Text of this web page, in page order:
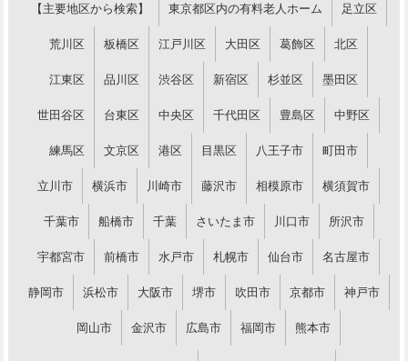
【主要地区から検索】 東京都区内の有料老人ホーム 足立区
荒川区 板橋区 江戸川区 大田区 葛飾区 北区
江東区 品川区 渋谷区 新宿区 杉並区 墨田区
世田谷区 台東区 中央区 千代田区 豊島区 中野区
練馬区 文京区 港区 目黒区 八王子市 町田市
立川市 横浜市 川崎市 藤沢市 相模原市 横須賀市
千葉市 船橋市 千葉 さいたま市 川口市 所沢市
宇都宮市 前橋市 水戸市 札幌市 仙台市 名古屋市
静岡市 浜松市 大阪市 堺市 吹田市 京都市 神戸市
岡山市 金沢市 広島市 福岡市 熊本市